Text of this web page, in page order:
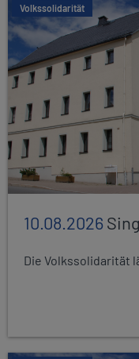
Volkssolidarität
10.08.2026
Die Volkssolidarität